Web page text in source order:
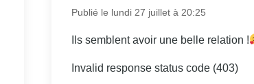
Publié le lundi 27 juillet à 20:25
Ils semblent avoir une belle relation !
Invalid response status code (403)